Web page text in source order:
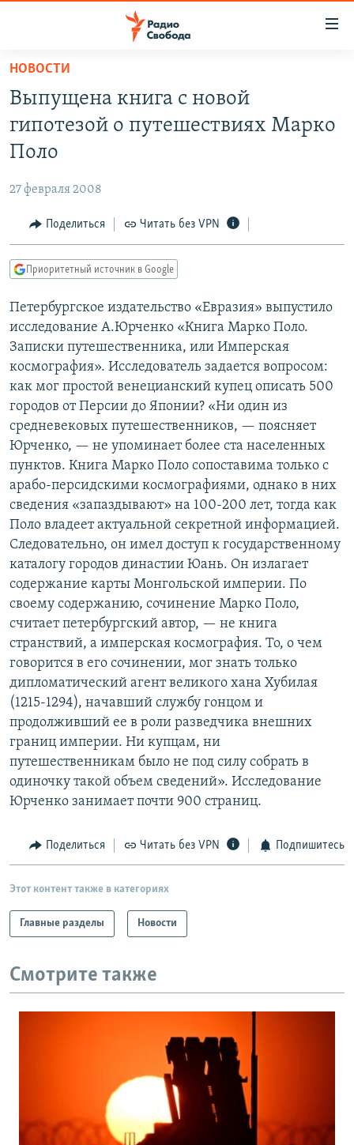
упрощенного
доступа
основному
Вернутся
Вернутся
поиску
ПОДКАСТЫ
АВТОРСКИЕ ПРОЕКТЫ
МНЕНИЯ
КУЛЬТУРА
КАВКАЗ.РЕАЛИИ
СЕВЕР.РЕАЛИИ
СИБИРЬ.РЕАЛИИ
РАСПИСАНИЕ ВЕЩАНИЯ
ПОДПИШИТЕСЬ НА РАССЫЛКУ
СОЦИАЛЬНЫЕ СЕТИ
Все сайты РСЕ/РС
НОВОСТИ
Выпущена книга с новой
гипотезой о путешествиях Марко
Поло
27 февраля 2008
Поделиться Читать без VPN
Приоритетный источник в Google
Петербургское издательство «Евразия» выпустило
исследование А.Юрченко «Книга Марко Поло.
Записки путешественника, или Имперская
космография». Исследователь задается вопросом:
как мог простой венецианский купец описать 500
городов от Персии до Японии? «Ни один из
средневековых путешественников, — поясняет
Юрченко, — не упоминает более ста населенных
пунктов. Книга Марко Поло сопоставима только с
арабо-персидскими космографиями, однако в них
сведения «запаздывают» на 100-200 лет, тогда как
Поло владеет актуальной секретной информацией.
Следовательно, он имел доступ к государственному
каталогу городов династии Юань. Он излагает
содержание карты Монгольской империи. По
своему содержанию, сочинение Марко Поло,
считает петербургский автор, — не книга
странствий, а имперская космография. То, о чем
говорится в его сочинении, мог знать только
дипломатический агент великого хана Хубилая
(1215-1294), начавший службу гонцом и
продолживший ее в роли разведчика внешних
границ империи. Ни купцам, ни
путешественникам было не под силу собрать в
одиночку такой объем сведений». Исследование
Юрченко занимает почти 900 страниц.
Поделиться Читать без VPN Подпишитесь
Этот контент также в категориях
Главные разделы Новости
Смотрите также